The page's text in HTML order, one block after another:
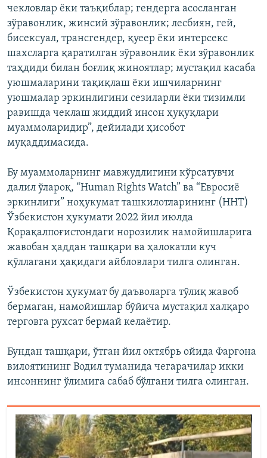
чекловлар ёки таъқиблар; гендерга асосланган
зўравонлик, жинсий зўравонлик; лесбиян, гей,
бисексуал, трансгендер, қуеер ёки интерсекс
шахсларга қаратилган зўравонлик ёки зўравонлик
таҳдиди билан боғлиқ жиноятлар; мустақил касаба
уюшмаларини тақиқлаш ёки ишчиларнинг
уюшмалар эркинлигини сезиларли ёки тизимли
равишда чеклаш жиддий инсон ҳуқуқлари
муаммоларидир”, дейилади ҳисобот
муқаддимасида.
Бу муаммоларнинг мавжудлигини кўрсатувчи
далил ўлароқ, “Human Rights Watch” ва “Евросиё
эркинлиги” ноҳукумат ташкилотларининг (ННТ)
Ўзбекистон ҳукумати 2022 йил июлда
Қорақалпоғистондаги норозилик намойишларига
жавобан ҳаддан ташқари ва ҳалокатли куч
қўллагани ҳақидаги айбловлари тилга олинган.
Ўзбекистон ҳукумат бу даъволарга тўлиқ жавоб
бермаган, намойишлар бўйича мустақил халқаро
терговга рухсат бермай келаётир.
Бундан ташқари, ўтган йил октябрь ойида Фарғона
вилоятининг Водил туманида чегарачилар икки
инсоннинг ўлимига сабаб бўлгани тилга олинган.